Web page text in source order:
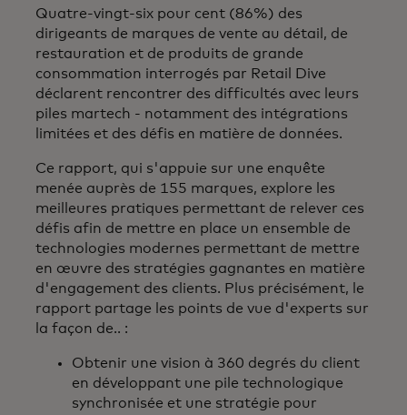
Quatre-vingt-six pour cent (86%) des
dirigeants de marques de vente au détail, de
restauration et de produits de grande
consommation interrogés par Retail Dive
déclarent rencontrer des difficultés avec leurs
piles martech - notamment des intégrations
limitées et des défis en matière de données.
Ce rapport, qui s'appuie sur une enquête
menée auprès de 155 marques, explore les
meilleures pratiques permettant de relever ces
défis afin de mettre en place un ensemble de
technologies modernes permettant de mettre
en œuvre des stratégies gagnantes en matière
d'engagement des clients. Plus précisément, le
rapport partage les points de vue d'experts sur
la façon de.. :
Obtenir une vision à 360 degrés du client
en développant une pile technologique
synchronisée et une stratégie pour